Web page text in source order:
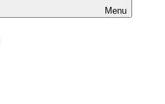
Menu